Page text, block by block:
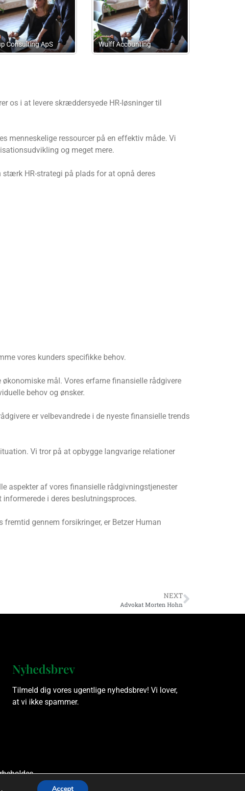
Nielsen Og Østergaard
Advokatfirma I/S
Revisions-Partner
os i at levere skræddersyede HR-løsninger til
menneskelige ressourcer på en effektiv måde. Vi
og meget mere.
HR-strategi på plads for at opnå deres
vores kunders specifikke behov.
mål. Vores erfarne finansielle rådgivere
behov og ønsker.
er velbevandrede i de nyeste finansielle trends
Vi tror på at opbygge langvarige relationer
aspekter af vores finansielle rådgivningstjenester
i deres beslutningsproces.
gennem forsikringer, er Betzer Human
NEXT
Advokat Morten Hohn
Nyhedsbrev
Tilmeld dig vores ugentlige nyhedsbrev! Vi lover,
at vi ikke spammer.
Accept